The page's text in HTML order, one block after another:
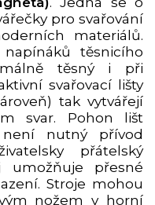
pro svařování
materiálů.
těsnicího
těsný i při
svařovací lišty
tak vytvářejí
svar. Pohon lišt
nutný přívod
přátelský
umožňuje přesné
Stroje mohou
nožem v horní